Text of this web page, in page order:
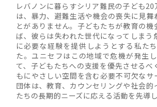
レバノンに暮らすシリア難民の子ども
は、暴力、避難生活や機会の喪失に見
とがありません。子どもたちが教育の
ば、彼らは失われた世代になってしま
に必要な経験を提供しようとする私た
た。ユニセフはこの地域で危機が発生
て、子どもたちへの支援を優先させる
もにやさしい空間を含む必要不可欠な
団体は、教育、カウンセリングや社会
たちの長期的ニーズに応える活動を先導